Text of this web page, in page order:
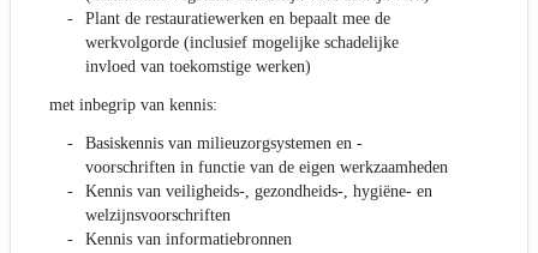
Plant de restauratiewerken en bepaalt mee de
werkvolgorde (inclusief mogelijke schadelijke
invloed van toekomstige werken)
met inbegrip van kennis:
Basiskennis van milieuzorgsystemen en -
voorschriften in functie van de eigen werkzaamheden
Kennis van veiligheids-, gezondheids-, hygiëne- en
welzijnsvoorschriften
Kennis van informatiebronnen